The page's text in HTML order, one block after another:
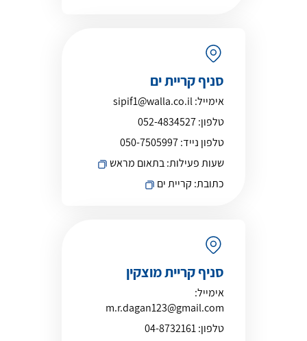
סניף קריית ים
אימייל:sipif1@walla.co.il
טלפון:052-4834527
טלפון נייד:050-7505997
שעות פעילות:בתאום מראש
כתובת: קריית ים
סניף קריית מוצקין
אימייל:
m.r.dagan123@gmail.com
טלפון:04-8732161